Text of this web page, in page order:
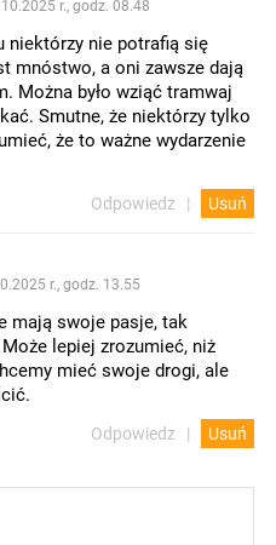
r., godz. 08.48
niektórzy nie potrafią się
mnóstwo, a oni zawsze dają
Można było wziąć tramwaj
Smutne, że niektórzy tylko
że to ważne wydarzenie
Odpowiedz Usuń
r., godz. 13.55
mają swoje pasje, tak
lepiej zrozumieć, niż
mieć swoje drogi, ale
Odpowiedz Usuń